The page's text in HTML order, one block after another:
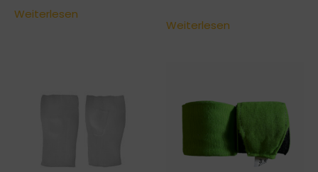
Weiterlesen
Weiterlesen